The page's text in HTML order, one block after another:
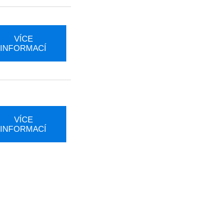
VÍCE
INFORMACÍ
VÍCE
INFORMACÍ